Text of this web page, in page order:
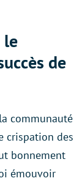
le
de
communauté
crispation des
bonnement
émouvoir